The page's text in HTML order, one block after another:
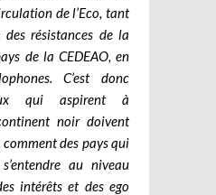
de l’Eco, tant
résistances de la
de la CEDEAO, en
C’est donc
qui aspirent à
noir doivent
des pays qui
au niveau
intérêts et des ego